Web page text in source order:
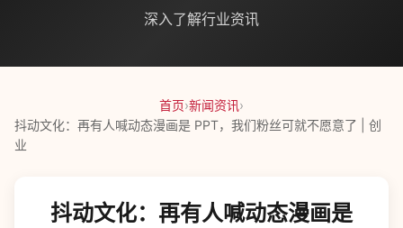
深入了解行业资讯
首页›新闻资讯›
抖动文化：再有人喊动态漫画是 PPT，我们粉丝可就不愿意了 | 创
业
抖动文化：再有人喊动态漫画是